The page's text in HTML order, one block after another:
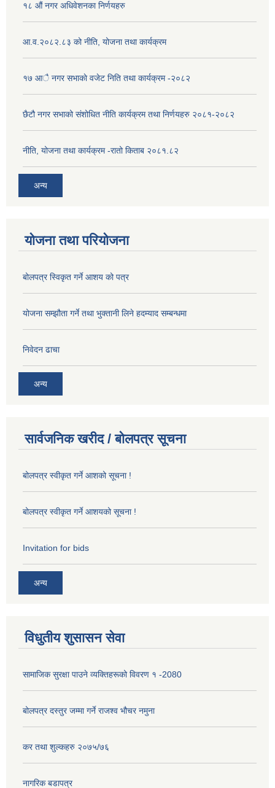
१८ औं नगर अधिवेशनका निर्णयहरु
आ.व.२०८२.८३ को नीति, योजना तथा कार्यक्रम
१७ आै नगर सभाकाे वजेट निति तथा कार्यक्रम -२०८२
छैटौ नगर सभाको संशोधित नीति कार्यक्रम तथा निर्णयहरु २०८१-२०८२
नीति, योजना तथा कार्यक्रम -रातो किताब २०८१.८२
अन्य
योजना तथा परियोजना
बोलपत्र स्विकृत गर्ने आशय को पत्र
योजना सम्झौता गर्ने तथा भुक्तानी लिने हदम्याद सम्बन्धमा
निवेदन ढाचा
अन्य
सार्वजनिक खरीद / बोलपत्र सूचना
बोलपत्र स्वीकृत गर्ने आशको सूचना !
बोलपत्र स्वीकृत गर्ने आशयको सूचना !
Invitation for bids
अन्य
विधुतीय शुसासन सेवा
सामाजिक सुरक्षा पाउने व्यक्तिहरूको विवरण १ -2080
बोलपत्र दस्तुर जम्मा गर्ने राजश्व भौचर नमुना
कर तथा शुल्कहरु २०७५/७६
नागरिक बडापत्र